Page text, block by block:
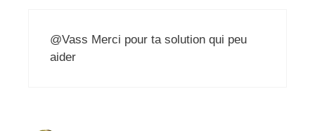
@Vass Merci pour ta solution qui peu
aider